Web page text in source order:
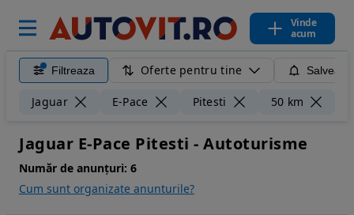
Vinde
acum
Filtreaza Oferte pentru tine
Jaguar E-Pace Pitesti 50 km
Jaguar E-Pace Pitesti - Autoturisme
Număr de anunțuri: 6
Cum sunt organizate anunturile?